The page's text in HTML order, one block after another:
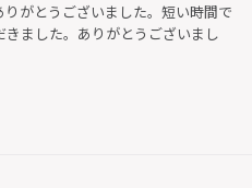
がとうございました。短い時間で
ました。ありがとうございまし